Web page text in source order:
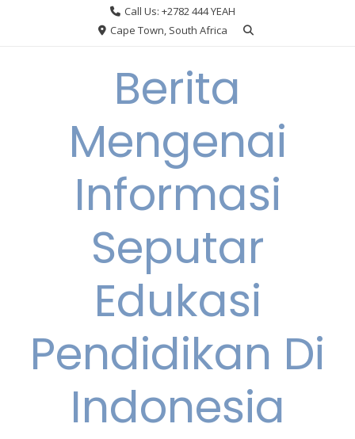
Call Us: +2782 444 YEAH
Cape Town, South Africa
Berita
Mengenai
Informasi
Seputar
Edukasi
Pendidikan Di
Indonesia